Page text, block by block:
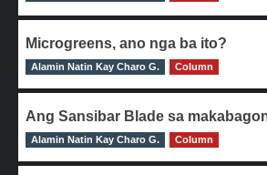
Microgreens, ano nga ba ito?
0
Alamin Natin Kay Charo G. Column
Ang Sansibar Blade sa
0
Alamin Natin Kay Charo G. Column